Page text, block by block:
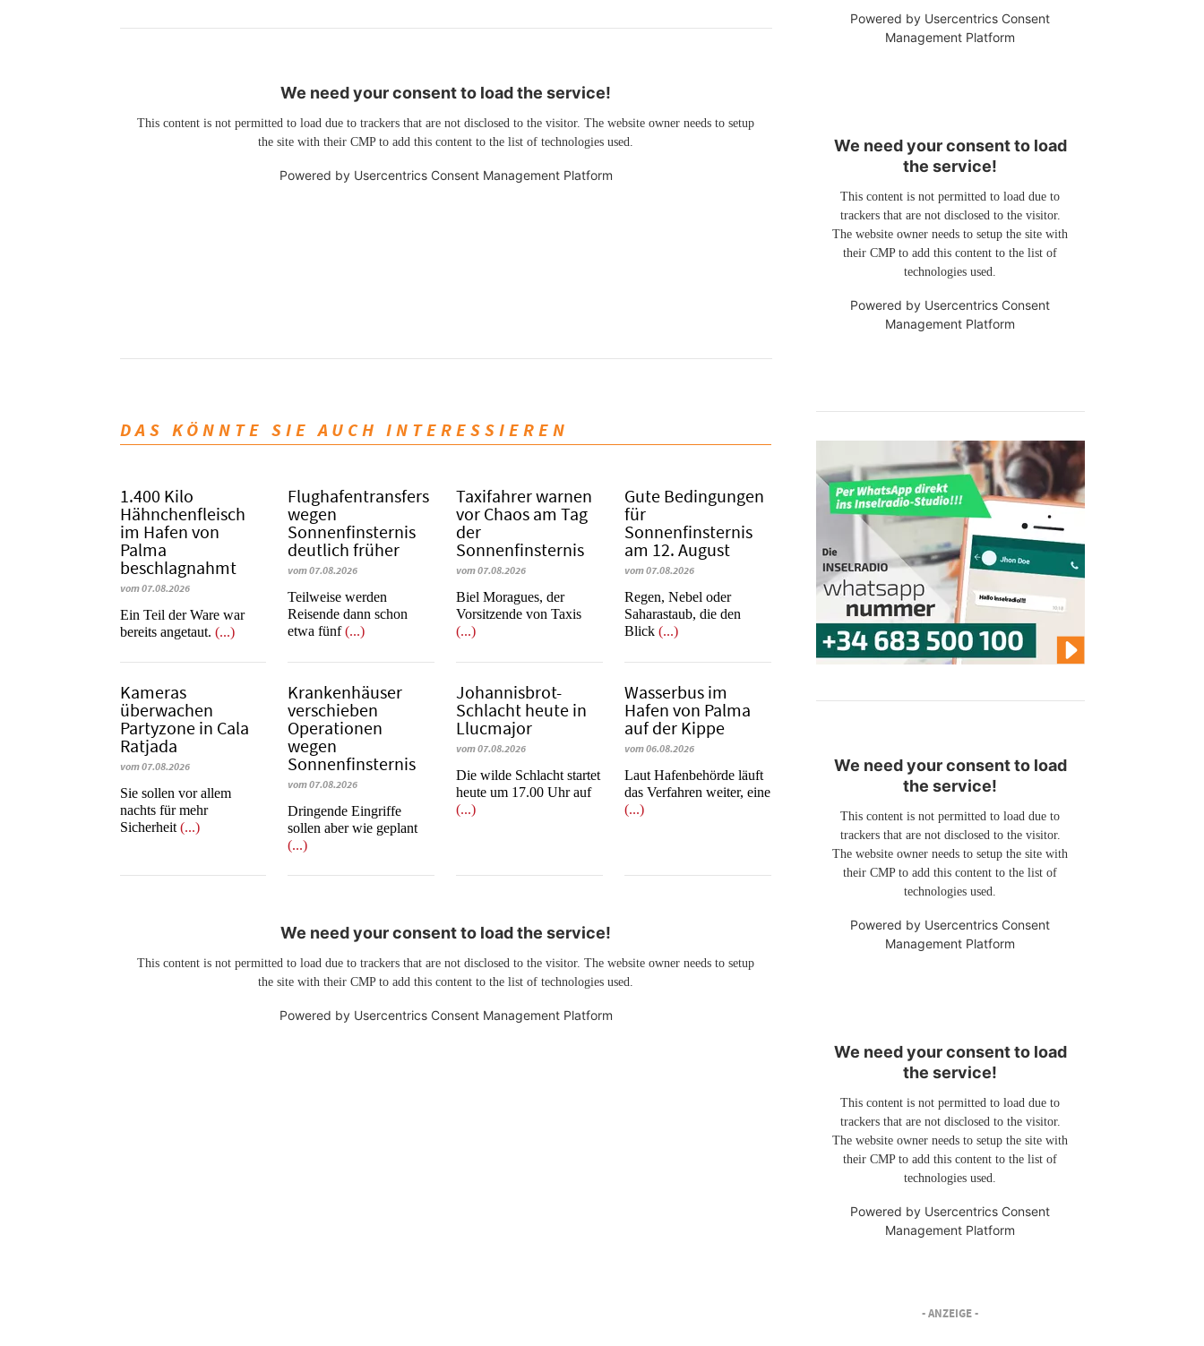
We need your consent to load the service!
This content is not permitted to load due to trackers that are not disclosed to the visitor. The website owner needs to setup
the site with their CMP to add this content to the list of technologies used.
Powered by Usercentrics Consent Management Platform
DAS KÖNNTE SIE AUCH INTERESSIEREN
1.400 Kilo
Hähnchenfleisch
im Hafen von
Palma
beschlagnahmt
vom 07.08.2026
​​​​​​​Ein Teil der Ware war
bereits angetaut. (...)
Flughafentransfers
wegen
Sonnenfinsternis
deutlich früher
vom 07.08.2026
Teilweise werden
Reisende dann schon
etwa fünf(...)
Taxifahrer warnen
vor Chaos am Tag
der
Sonnenfinsternis
vom 07.08.2026
​​​​​​​Biel Moragues, der
Vorsitzende von Taxis
(...)
Gute Bedingungen
für
Sonnenfinsternis
am 12. August
vom 07.08.2026
Regen, Nebel oder
Saharastaub, die den
Blick(...)
Kameras
überwachen
Partyzone in Cala
Ratjada
vom 07.08.2026
Sie sollen vor allem
nachts für mehr
Sicherheit (...)
Krankenhäuser
verschieben
Operationen
wegen
Sonnenfinsternis
vom 07.08.2026
Dringende Eingriffe
sollen aber wie geplant
(...)
Johannisbrot-
Schlacht heute in
Llucmajor
vom 07.08.2026
Die wilde Schlacht startet
heute um 17.00 Uhr auf
(...)
Wasserbus im
Hafen von Palma
auf der Kippe
vom 06.08.2026
Laut Hafenbehörde läuft
das Verfahren weiter, eine
(...)
We need your consent to load the service!
This content is not permitted to load due to trackers that are not disclosed to the visitor. The website owner needs to setup
the site with their CMP to add this content to the list of technologies used.
Powered by Usercentrics Consent Management Platform
Powered by Usercentrics Consent
Management Platform
We need your consent to load
the service!
This content is not permitted to load due to
trackers that are not disclosed to the visitor.
The website owner needs to setup the site with
their CMP to add this content to the list of
technologies used.
Powered by Usercentrics Consent
Management Platform
We need your consent to load
the service!
This content is not permitted to load due to
trackers that are not disclosed to the visitor.
The website owner needs to setup the site with
their CMP to add this content to the list of
technologies used.
Powered by Usercentrics Consent
Management Platform
We need your consent to load
the service!
This content is not permitted to load due to
trackers that are not disclosed to the visitor.
The website owner needs to setup the site with
their CMP to add this content to the list of
technologies used.
Powered by Usercentrics Consent
Management Platform
- ANZEIGE -